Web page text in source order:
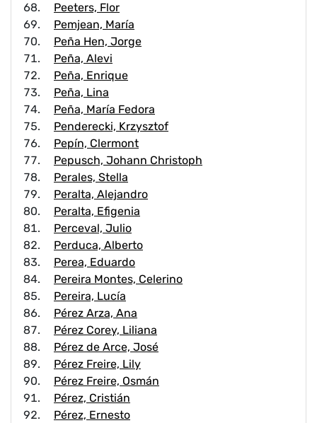
Peeters, Flor
Pemjean, María
Peña Hen, Jorge
Peña, Alevi
Peña, Enrique
Peña, Lina
Peña, María Fedora
Penderecki, Krzysztof
Pepín, Clermont
Pepusch, Johann Christoph
Perales, Stella
Peralta, Alejandro
Peralta, Efigenia
Perceval, Julio
Perduca, Alberto
Perea, Eduardo
Pereira Montes, Celerino
Pereira, Lucía
Pérez Arza, Ana
Pérez Corey, Liliana
Pérez de Arce, José
Pérez Freire, Lily
Pérez Freire, Osmán
Pérez, Cristián
Pérez, Ernesto